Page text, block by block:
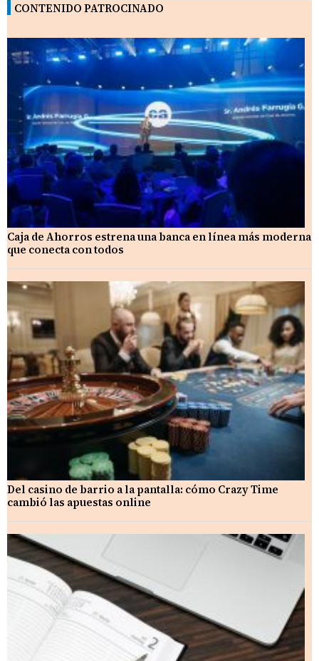
CONTENIDO PATROCINADO
Caja de Ahorros estrena una banca en línea más moderna
que conecta con todos
Del casino de barrio a la pantalla: cómo Crazy Time
cambió las apuestas online